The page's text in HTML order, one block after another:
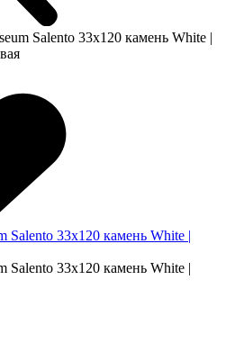
Salento 33х120 камень White |